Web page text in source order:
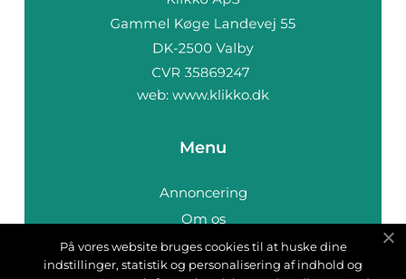
web: www.klikko.dk
Menu
Annoncering
Om os
Cookies
Kontakt os
På vores website bruges cookies til at huske dine
indstillinger, statistik og personalisering af indhold og